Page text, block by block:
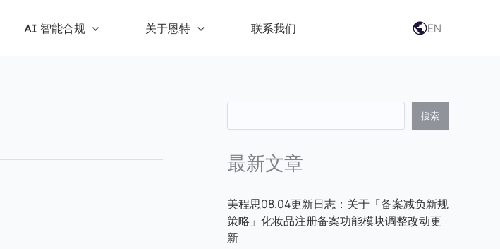
AI 智能合规 关于恩特 联系我们 EN
搜索
最新文章
美程思08.04更新日志：关于「备案减负新规
策略」化妆品注册备案功能模块调整改动更
新